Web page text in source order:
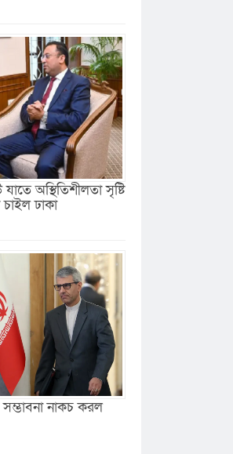
অস্থিতিশীলতা সৃষ্টি
ঢাকা
সম্ভাবনা নাকচ করল